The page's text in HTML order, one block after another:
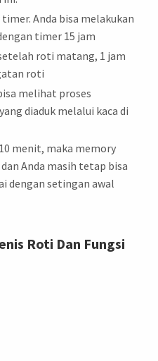
Anda bisa melakukan
timer 15 jam
roti matang, 1 jam
roti
melihat proses
diaduk melalui kaca di
menit, maka memory
Anda masih tetap bisa
dengan setingan awal
Roti Dan Fungsi